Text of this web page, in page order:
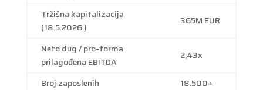
Tržišna kapitalizacija
(18.5.2026.)
365M EUR
Neto dug / pro-forma
prilagođena EBITDA
2,43x
Broj zaposlenih
18.500+